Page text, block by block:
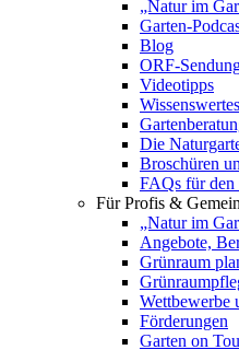
„Natur im
Garten-
Blog
ORF-
Videotipps
Wissenswertes
Die
Broschüren
FAQs für den
Für Profis &
„Natur im
Angebote,
Grünraum
Wettbewerbe
Förderungen
Garten on